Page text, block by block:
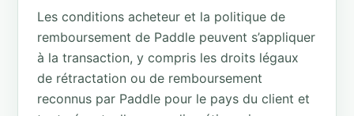
Les conditions acheteur et la politique de
remboursement de Paddle peuvent s’appliquer
à la transaction, y compris les droits légaux
de rétractation ou de remboursement
reconnus par Paddle pour le pays du client et